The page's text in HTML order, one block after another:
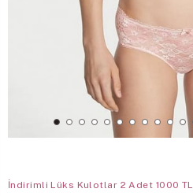
İndirimli Lüks Kulotlar 2 Adet 1000 TL